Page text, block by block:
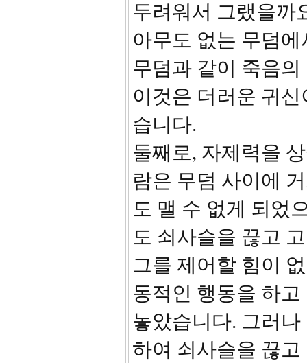
두려워서 그랬을까
아무도 없는 무덤
무덤과 같이 죽음
이것은 더러운 귀
습니다.
둘째로, 자제력을
람은 무덤 사이에
도 맬 수 없게 되었
도 쇠사슬을 끊고
그를 제어할 힘이
동적인 행동을 하
놓았습니다. 그러
하여 쇠사슬을 끊